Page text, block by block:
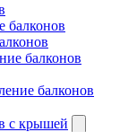
балконов
балконов
балконов
с крышей